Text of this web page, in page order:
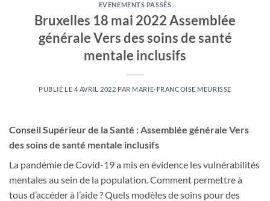
EVENEMENTS PASSÉS
Bruxelles 18 mai 2022 Assemblée
générale Vers des soins de santé
mentale inclusifs
PUBLIÉ LE 4 AVRIL 2022 PAR MARIE-FRANCOISE MEURISSE
Conseil Supérieur de la Santé : Assemblée générale Vers
des soins de santé mentale inclusifs
La pandémie de Covid-19 a mis en évidence les vulnérabilités
mentales au sein de la population. Comment permettre à
tous d’accéder à l’aide ? Quels modèles de soins pour des